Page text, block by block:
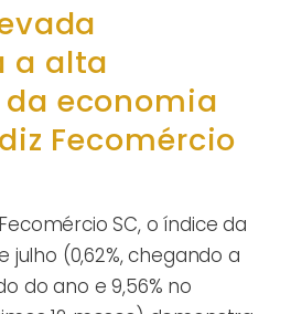
a alta
economia
Fecomércio
SC, o índice da
(0,62%, chegando a
do ano e 9,56% no